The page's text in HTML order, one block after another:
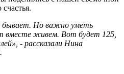
бывает. Но важно уметь
вместе живем. Вот будет 125,
- рассказали Нина